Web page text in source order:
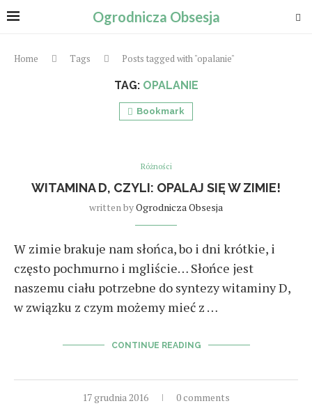
Ogrodnicza Obsesja
Home Tags Posts tagged with "opalanie"
TAG: OPALANIE
Bookmark
Różności
WITAMINA D, CZYLI: OPALAJ SIĘ W ZIMIE!
written byOgrodnicza Obsesja
W zimie brakuje nam słońca, bo i dni krótkie, i
często pochmurno i mgliście… Słońce jest
naszemu ciału potrzebne do syntezy witaminy D,
w związku z czym możemy mieć z …
CONTINUE READING
17 grudnia 2016 0 comments